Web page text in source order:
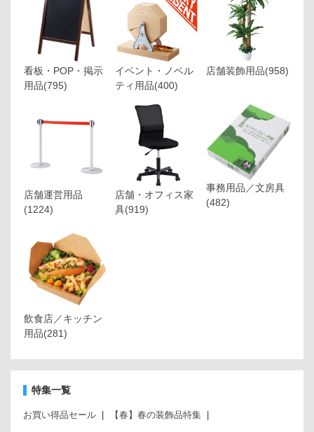
看板・POP・掲示
用品(795)
イベント・ノベル
ティ用品(400)
店舗装飾用品(958)
店舗運営用品
(1224)
店舗・オフィス家
具(919)
事務用品／文房具
(482)
飲食店／キッチン
用品(281)
特集一覧
お買い得品セール 【春】春の装飾品特集